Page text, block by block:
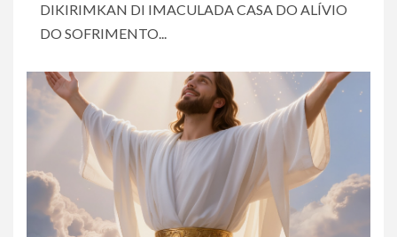
DIKIRIMKAN DI IMACULADA CASA DO ALÍVIO
DO SOFRIMENTO...